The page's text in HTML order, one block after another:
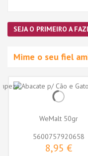
SEJA O PRIMEIRO A
Mime o seu fiel
WeMalt 50gr
5600757920658
8,95 €